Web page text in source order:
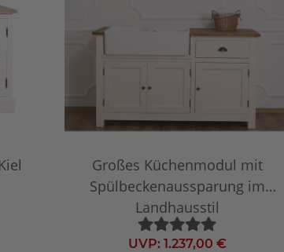
Großes Küchenmodul mit
Spülbeckenaussparung im
Landhausstil
UVP: 1.237,00 €